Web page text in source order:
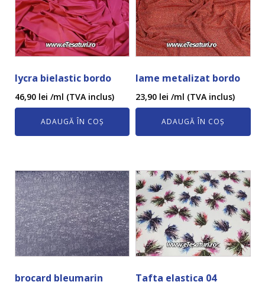
lycra bielastic bordo
46,90 lei /ml (TVA inclus)
ADAUGĂ ÎN COȘ
lame metalizat bordo
23,90 lei /ml (TVA inclus)
ADAUGĂ ÎN COȘ
brocard bleumarin Tafta elastica 04